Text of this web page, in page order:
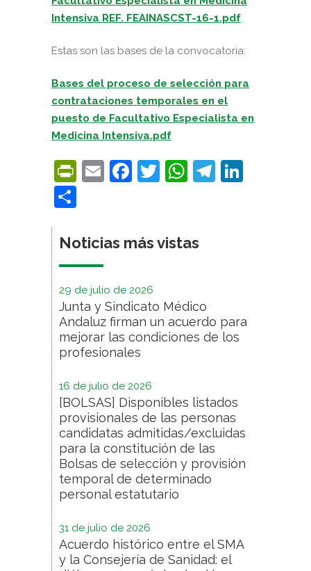
Intensiva REF. FEAINASCST-16-1.pdf
Estas son las bases de la convocatoria:
Bases del proceso de selección para
contrataciones temporales en el
puesto de Facultativo Especialista en
Medicina Intensiva.pdf
PrintFriendly
EmailFacebook
Twitter
WhatsApp
Noticias más vistas
29 de julio de 2026
Junta y Sindicato Médico
Andaluz firman un acuerdo para
mejorar las condiciones de los
profesionales
16 de julio de 2026
[BOLSAS] Disponibles listados
provisionales de las personas
candidatas admitidas/excluidas
para la constitución de las
Bolsas de selección y provisión
temporal de determinado
personal estatutario
31 de julio de 2026
Acuerdo histórico entre el SMA
y la Consejería de Sanidad: el